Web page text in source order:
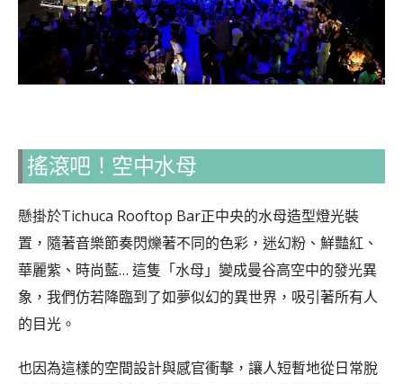
搖滾吧！空中水母
懸掛於Tichuca Rooftop Bar正中央的水母造型燈光裝
置，隨著音樂節奏閃爍著不同的色彩，迷幻粉、鮮豔紅、
華麗紫、時尚藍… 這隻「水母」變成曼谷高空中的發光異
象，我們仿若降臨到了如夢似幻的異世界，吸引著所有人
的目光。
也因為這樣的空間設計與感官衝擊，讓人短暫地從日常脫